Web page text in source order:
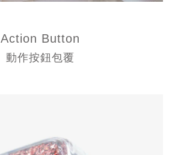
Action Button
動作按鈕包覆